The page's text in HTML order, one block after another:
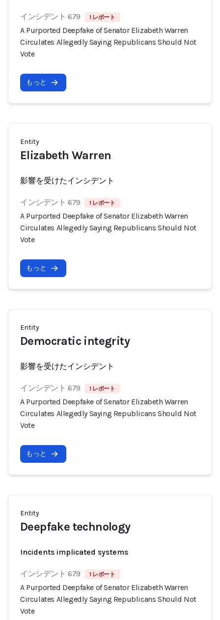
インシデント 679 1 レポート
A Purported Deepfake of Senator Elizabeth Warren
Circulates Allegedly Saying Republicans Should Not
Vote
もっと
Entity
Elizabeth Warren
影響を受けたインシデント
インシデント 679 1 レポート
A Purported Deepfake of Senator Elizabeth Warren
Circulates Allegedly Saying Republicans Should Not
Vote
もっと
Entity
Democratic integrity
影響を受けたインシデント
インシデント 679 1 レポート
A Purported Deepfake of Senator Elizabeth Warren
Circulates Allegedly Saying Republicans Should Not
Vote
もっと
Entity
Deepfake technology
Incidents implicated systems
インシデント 679 1 レポート
A Purported Deepfake of Senator Elizabeth Warren
Circulates Allegedly Saying Republicans Should Not
Vote